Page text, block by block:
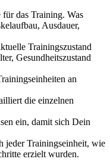
das Training. Was
Ausdauer,
Trainingszustand
Gesundheitszustand
an
die einzelnen
ein, damit sich Dein
jeder Trainingseinheit, wie
erzielt wurden.